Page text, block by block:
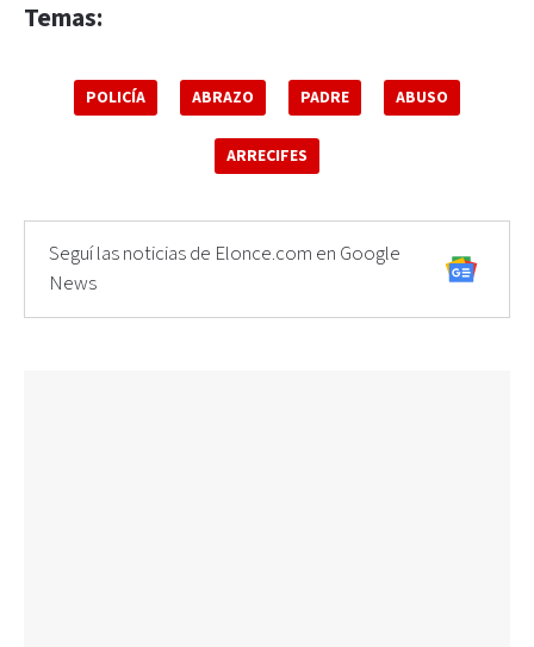
Temas:
POLICÍA ABRAZO PADRE ABUSO
ARRECIFES
Seguí las noticias de Elonce.com en Google
News